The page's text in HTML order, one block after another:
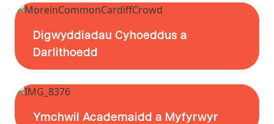
Digwyddiadau Cyhoeddus a
Darlithoedd
Ymchwil Academaidd a Myfyrwyr